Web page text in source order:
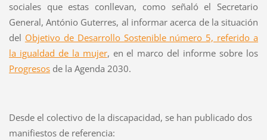
sociales que estas conllevan, como señaló el Secretario
General, António Guterres, al informar acerca de la situación
del Objetivo de Desarrollo Sostenible número 5, referido a
la igualdad de la mujer, en el marco del informe sobre los
Progresosde la Agenda 2030.
Desde el colectivo de la discapacidad, se han publicado dos
manifiestos de referencia: